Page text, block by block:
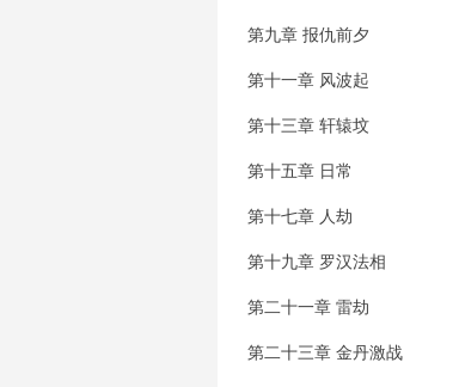
第九章 报仇前夕
第十一章 风波起
第十三章 轩辕坟
第十五章 日常
第十七章 人劫
第十九章 罗汉法相
第二十一章 雷劫
第二十三章 金丹激战